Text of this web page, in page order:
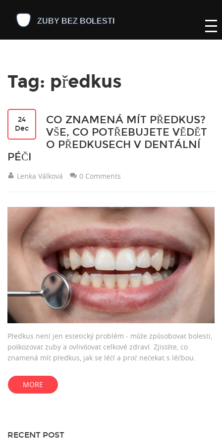
Tag: předkus
24
Dec
CO ZNAMENÁ MÍT PŘEDKUS?
VŠE, CO POTŘEBUJETE VĚDĚT
O PŘEDKUSECH V DENTÁLNÍ
PÉČI
Lenka Válková 0 Comments
Předkus není jen estetický problém - může způsobovat bolesti,
poškozovat zuby a ovlivňovat celkové zdraví. Zjistěte, co
znamená mít předkus, jak se léčí a proč nečekat s léčbou.
MORE
RECENT POST